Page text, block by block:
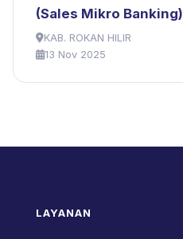
(Sales Mikro Banking)
KAB. ROKAN HILIR
13 Nov 2025
LAYANAN